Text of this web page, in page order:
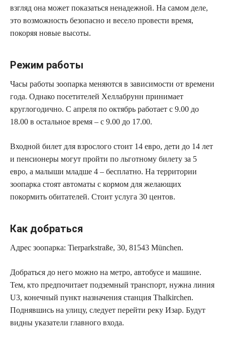
взгляд она может показаться ненадежной. На самом деле,
это возможность безопасно и весело провести время,
покоряя новые высоты.
Режим работы
Часы работы зоопарка меняются в зависимости от времени
года. Однако посетителей Хеллабрунн принимает
круглогодично. С апреля по октябрь работает с 9.00 до
18.00 в остальное время – с 9.00 до 17.00.
Входной билет для взрослого стоит 14 евро, дети до 14 лет
и пенсионеры могут пройти по льготному билету за 5
евро, а малыши младше 4 – бесплатно. На территории
зоопарка стоят автоматы с кормом для желающих
покормить обитателей. Стоит услуга 30 центов.
Как добраться
Адрес зоопарка: Tierparkstraße, 30, 81543 München.
Добраться до него можно на метро, автобусе и машине.
Тем, кто предпочитает подземный транспорт, нужна линия
U3, конечный пункт назначения станция Thalkirchen.
Поднявшись на улицу, следует перейти реку Изар. Будут
видны указатели главного входа.